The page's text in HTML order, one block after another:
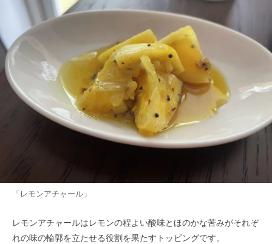
「レモンアチャール」
レモンアチャールはレモンの程よい酸味とほのかな苦みがそれぞ
れの味の輪郭を立たせる役割を果たすトッピングです。